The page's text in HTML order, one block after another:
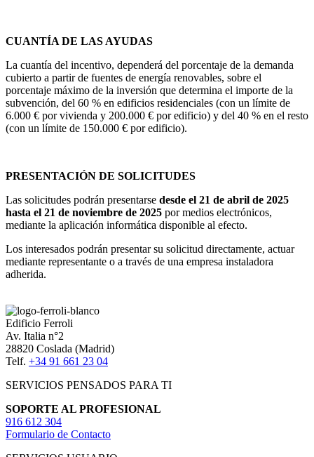
CUANTÍA DE LAS AYUDAS
La cuantía del incentivo, dependerá del porcentaje de la demanda
cubierto a partir de fuentes de energía renovables, sobre el
porcentaje máximo de la inversión que determina el importe de la
subvención, del 60 % en edificios residenciales (con un límite de
6.000 € por vivienda y 200.000 € por edificio) y del 40 % en el resto
(con un límite de 150.000 € por edificio).
PRESENTACIÓN DE SOLICITUDES
Las solicitudes podrán presentarse desde el 21 de abril de 2025
hasta el 21 de noviembre de 2025 por medios electrónicos,
mediante la aplicación informática disponible al efecto.
Los interesados podrán presentar su solicitud directamente, actuar
mediante representante o a través de una empresa instaladora
adherida.
Edificio Ferroli
Av. Italia n°2
28820 Coslada (Madrid)
Telf. +34 91 661 23 04
SERVICIOS PENSADOS PARA TI
SOPORTE AL PROFESIONAL
916 612 304
Formulario de Contacto